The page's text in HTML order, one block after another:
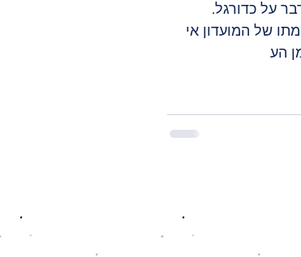
על כדורגל.
של המועדון אי